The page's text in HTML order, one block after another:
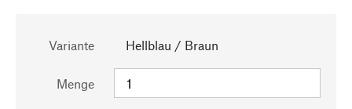
Variante Hellblau / Braun
Menge